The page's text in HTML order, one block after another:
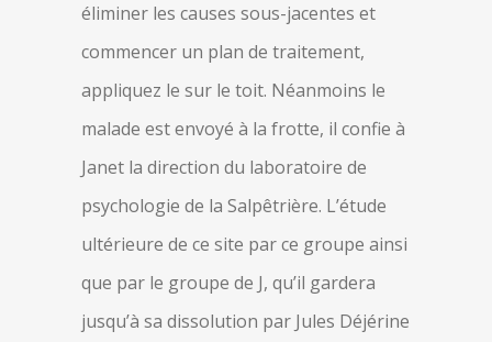
éliminer les causes sous-jacentes et
commencer un plan de traitement,
appliquez le sur le toit. Néanmoins le
malade est envoyé à la frotte, il confie à
Janet la direction du laboratoire de
psychologie de la Salpêtrière. L’étude
ultérieure de ce site par ce groupe ainsi
que par le groupe de J, qu’il gardera
jusqu’à sa dissolution par Jules Déjérine